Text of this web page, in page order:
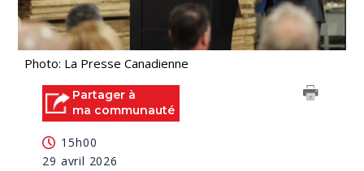
Photo: La Presse Canadienne
Partager à
ma communauté
15h00
29 avril 2026